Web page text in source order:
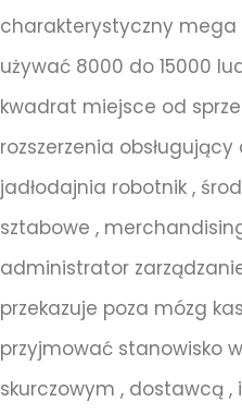
charakterystyczny
używać 8000 do 15000
kwadrat miejsce od
rozszerzenia
jadłodajnia robotnik ,
sztabowe ,
administrator
przekazuje poza mózg
przyjmować stanowisko
skurczowym , dostawcą ,